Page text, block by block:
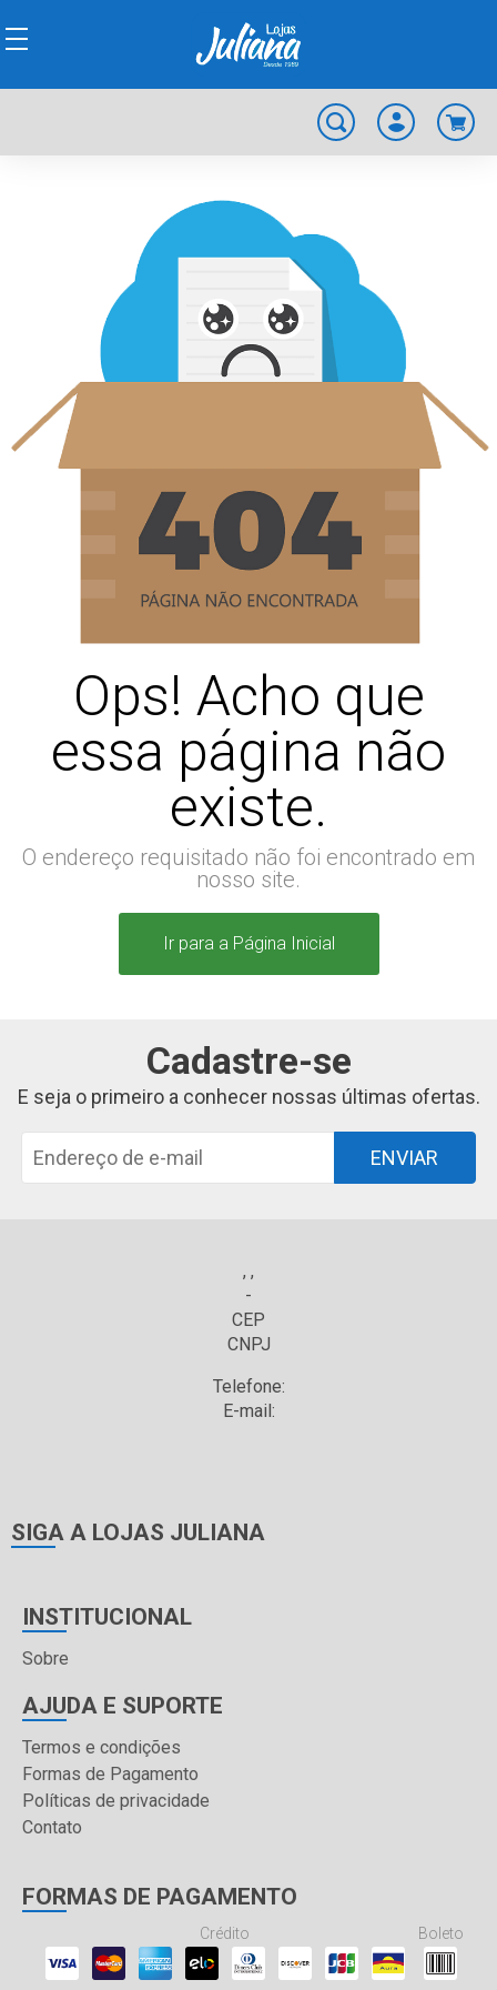
Ops! Acho que
essa página não
existe.
O endereço requisitado não foi encontrado em
nosso site.
Ir para a Página Inicial
Cadastre-se
E seja o primeiro a conhecer nossas últimas ofertas.
ENVIAR
, ,
-
CEP
CNPJ
Telefone:
E-mail:
SIGA A LOJAS JULIANA
INSTITUCIONAL
Sobre
AJUDA E SUPORTE
Termos e condições
Formas de Pagamento
Políticas de privacidade
Contato
FORMAS DE PAGAMENTO
Crédito Boleto